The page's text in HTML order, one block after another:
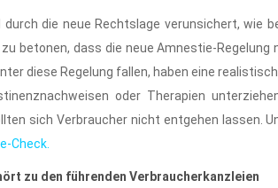
durch die neue Rechtslage verunsichert, wie
betonen, dass die neue Amnestie-
diese Regelung fallen, haben eine
oder Therapien
sich Verbraucher nicht entgehen lassen.
Check.
zu den führenden Verbraucherkanzleien